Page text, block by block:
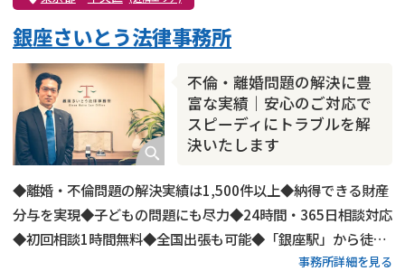
不貞・不倫慰謝料請求
国際離婚
財産分与
内縁の夫婦
不倫・離婚問題の解決に豊
富な実績｜安心のご対応で
スピーディにトラブルを解
決いたします
銀座さいとう法律事務所
◆離婚・不倫問題の解決実績は1,500件以上◆納得できる財産
分与を実現◆子どもの問題にも尽力◆24時間・365日相談対応
◆初回相談1時間無料◆全国出張も可能◆「銀座駅」から徒歩
事務所詳細を見る